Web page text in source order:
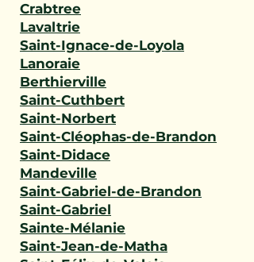
Crabtree
Lavaltrie
Saint-Ignace-de-Loyola
Lanoraie
Berthierville
Saint-Cuthbert
Saint-Norbert
Saint-Cléophas-de-Brandon
Saint-Didace
Mandeville
Saint-Gabriel-de-Brandon
Saint-Gabriel
Sainte-Mélanie
Saint-Jean-de-Matha